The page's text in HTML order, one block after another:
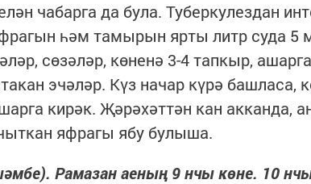
чабарга да була. Туберкулездан
һәм тамырын ярты литр суда 5
сөзәләр, көненә 3-4 тапкыр,
эчәләр. Күз начар күрә башласа,
кирәк. Җәрәхәттән кан акканда,
яфрагы ябу булыша.
Рамазан аеның 9 нчы көне. 10